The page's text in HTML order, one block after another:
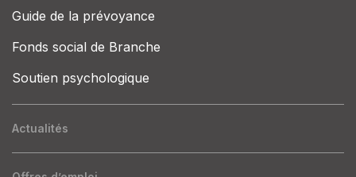
Guide de la prévoyance
Fonds social de Branche
Soutien psychologique
Actualités